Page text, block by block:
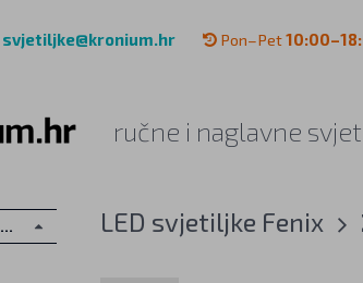
svjetiljke@kronium.hr Pon–Pet
ručne i naglavne
LED svjetiljke Fenix
LED svjetiljke Fenix